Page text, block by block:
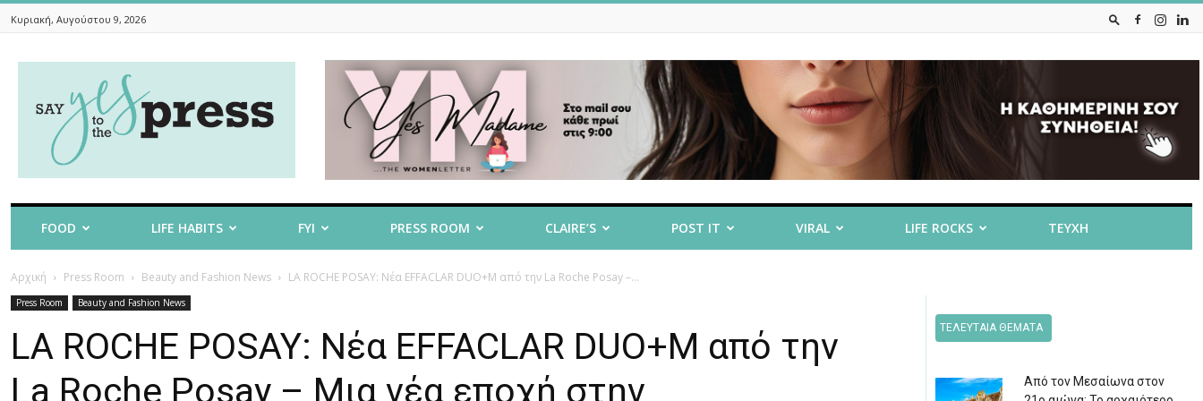
Κυριακή, Αυγούστου 9, 2026
To
The
FOOD LIFE HABITS FYI PRESS ROOM CLAIRE’S POST IT VIRAL LIFE ROCKS ΤΕΥΧΗ
Αρχική Press Room Beauty and Fashion News LA ROCHE POSAY: Νέα EFFACLAR DUO+M από την La Roche Posay –...
Press Room Beauty and Fashion News
LA ROCHE POSAY: Νέα EFFACLAR DUO+M από την
La Roche Posay – Μια νέα εποχή στην
ΤΕΛΕΥΤΑΙΑ ΘΕΜΑΤΑ
Από τον Μεσαίωνα στον